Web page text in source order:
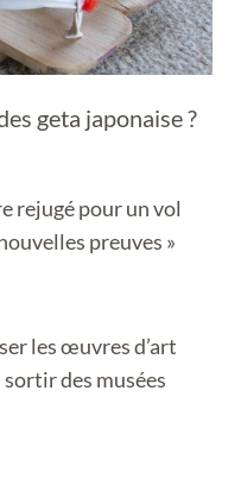
geta japonaise ?
rejugé pour un vol
preuves »
les œuvres d’art
des musées